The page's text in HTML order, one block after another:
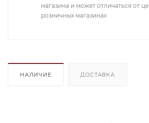
магазина и может отличаться от
розничных магазинах
НАЛИЧИЕ ДОСТАВКА